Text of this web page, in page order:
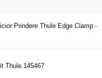
Prindere Thule Edge Clamp -
Thule 145467